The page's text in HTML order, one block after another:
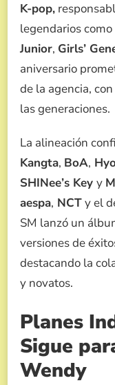
K-pop,
legendarios como
Junior, Girls’
aniversario
de la agencia,
las generaciones.
La alineación
Kangta, BoA,
SHINee’s Key y
aespa, NCTy el
SM lanzó un
versiones de
destacando la
y novatos.
Planes
Sigue
Wendy